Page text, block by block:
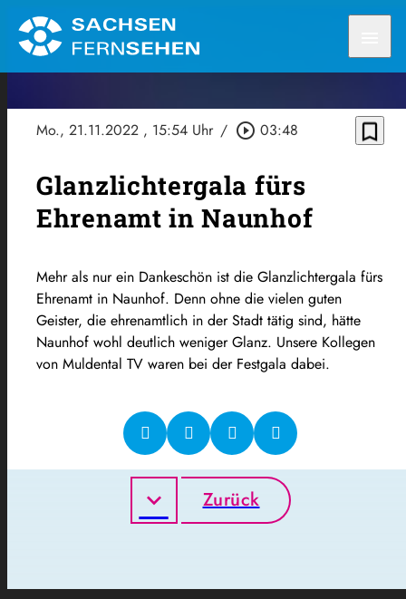
Mo., 21.11.2022 , 15:54 Uhr / play_circle_outline 03:48 bookmark_border
Glanzlichtergala fürs
Ehrenamt in Naunhof
Mehr als nur ein Dankeschön ist die Glanzlichtergala fürs
Ehrenamt in Naunhof. Denn ohne die vielen guten
Geister, die ehrenamtlich in der Stadt tätig sind, hätte
Naunhof wohl deutlich weniger Glanz. Unsere Kollegen
von Muldental TV waren bei der Festgala dabei.
Zurück